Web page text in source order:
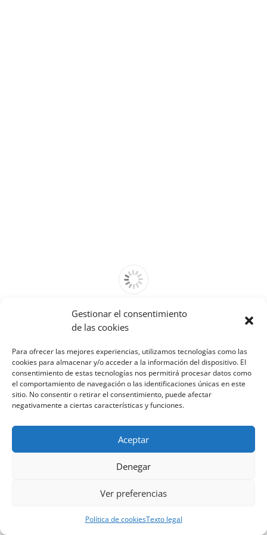
Gestionar el consentimiento
de las cookies
Para ofrecer las mejores experiencias, utilizamos tecnologías como las
cookies para almacenar y/o acceder a la información del dispositivo. El
consentimiento de estas tecnologías nos permitirá procesar datos como
el comportamiento de navegación o las identificaciones únicas en este
sitio. No consentir o retirar el consentimiento, puede afectar
negativamente a ciertas características y funciones.
Aceptar
Denegar
Ver preferencias
Política de cookiesTexto legal
Cannot access file!
http://venfrico.com/wp-
Tarifa.pdf